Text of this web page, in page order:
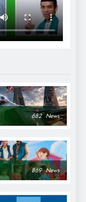
682 News
869 News